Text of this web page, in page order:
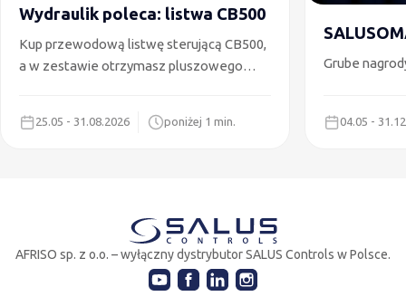
Wydraulik poleca: listwa CB500
Kup przewodową listwę sterującą CB500,
a w zestawie otrzymasz pluszowego
25.05 - 31.08.2026 poniżej 1 min.
Grube
04.05 -
AFRISO sp. z o.o. – wyłączny dystrybutor SALUS Controls w Polsce.